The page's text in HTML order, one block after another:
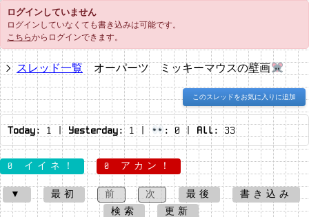
ログインしていません
ログインしていなくても書き込みは可能です。
こちらからログインできます。
スレッド一覧 オーパーツ ミッキーマウスの壁画
このスレッドをお気に入りに追加
Today: 1 | Yesterday:1 | : 0 | All: 33
0 イイネ！ 0 アカン！
▼ 最初 前 次 最後
書き込み
検索
更新